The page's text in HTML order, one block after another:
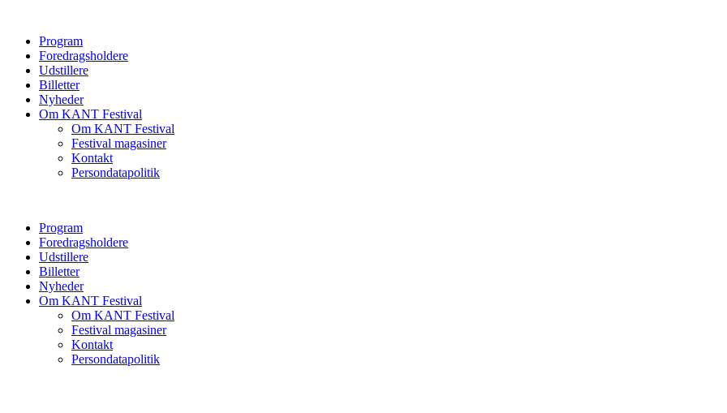
Program
Foredragsholdere
Udstillere
Billetter
Nyheder
Om KANT Festival
Om KANT Festival
Festival magasiner
Kontakt
Persondatapolitik
Program
Foredragsholdere
Udstillere
Billetter
Nyheder
Om KANT Festival
Om KANT Festival
Festival magasiner
Kontakt
Persondatapolitik